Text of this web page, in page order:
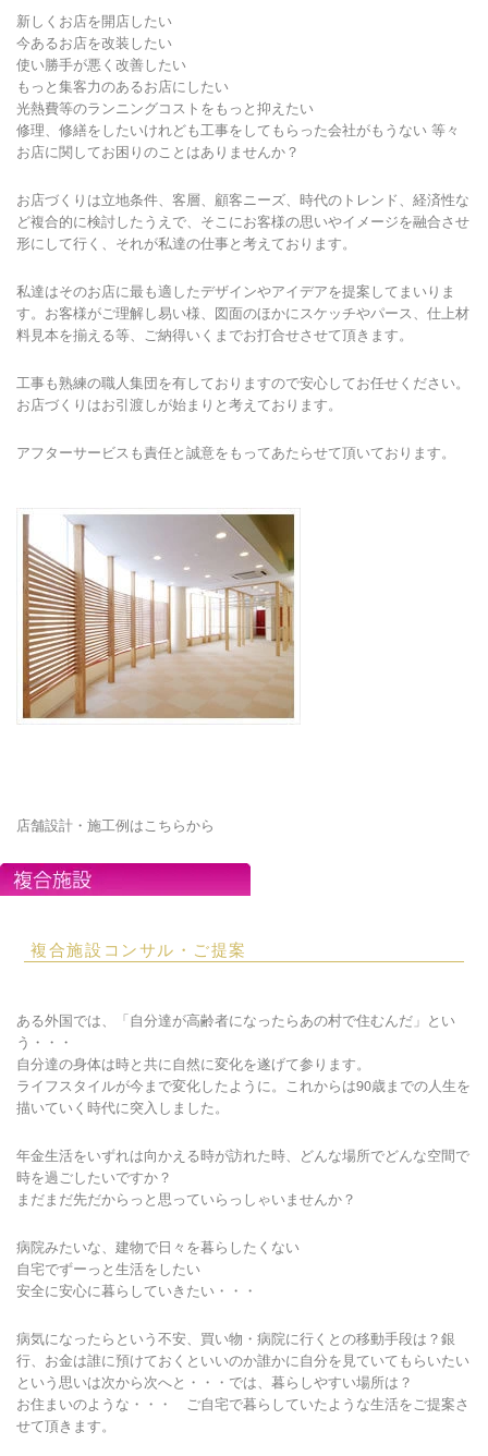
新しくお店を開店したい
今あるお店を改装したい
使い勝手が悪く改善したい
もっと集客力のあるお店にしたい
光熱費等のランニングコストをもっと抑えたい
修理、修繕をしたいけれども工事をしてもらった会社がもうない 等々
お店に関してお困りのことはありませんか？
お店づくりは立地条件、客層、顧客ニーズ、時代のトレンド、経済性な
ど複合的に検討したうえで、そこにお客様の思いやイメージを融合させ
形にして行く、それが私達の仕事と考えております。
私達はそのお店に最も適したデザインやアイデアを提案してまいりま
す。お客様がご理解し易い様、図面のほかにスケッチやパース、仕上材
料見本を揃える等、ご納得いくまでお打合せさせて頂きます。
工事も熟練の職人集団を有しておりますので安心してお任せください。
お店づくりはお引渡しが始まりと考えております。
アフターサービスも責任と誠意をもってあたらせて頂いております。
店舗設計・施工例はこちらから
複合施設コンサル・ご提案
ある外国では、「自分達が高齢者になったらあの村で住むんだ」とい
う・・・
自分達の身体は時と共に自然に変化を遂げて参ります。
ライフスタイルが今まで変化したように。これからは90歳までの人生を
描いていく時代に突入しました。
年金生活をいずれは向かえる時が訪れた時、どんな場所でどんな空間で
時を過ごしたいですか？
まだまだ先だからっと思っていらっしゃいませんか？
病院みたいな、建物で日々を暮らしたくない
自宅でずーっと生活をしたい
安全に安心に暮らしていきたい・・・
病気になったらという不安、買い物・病院に行くとの移動手段は？銀
行、お金は誰に預けておくといいのか誰かに自分を見ていてもらいたい
という思いは次から次へと・・・では、暮らしやすい場所は？
お住まいのような・・・ ご自宅で暮らしていたような生活をご提案さ
せて頂きます。